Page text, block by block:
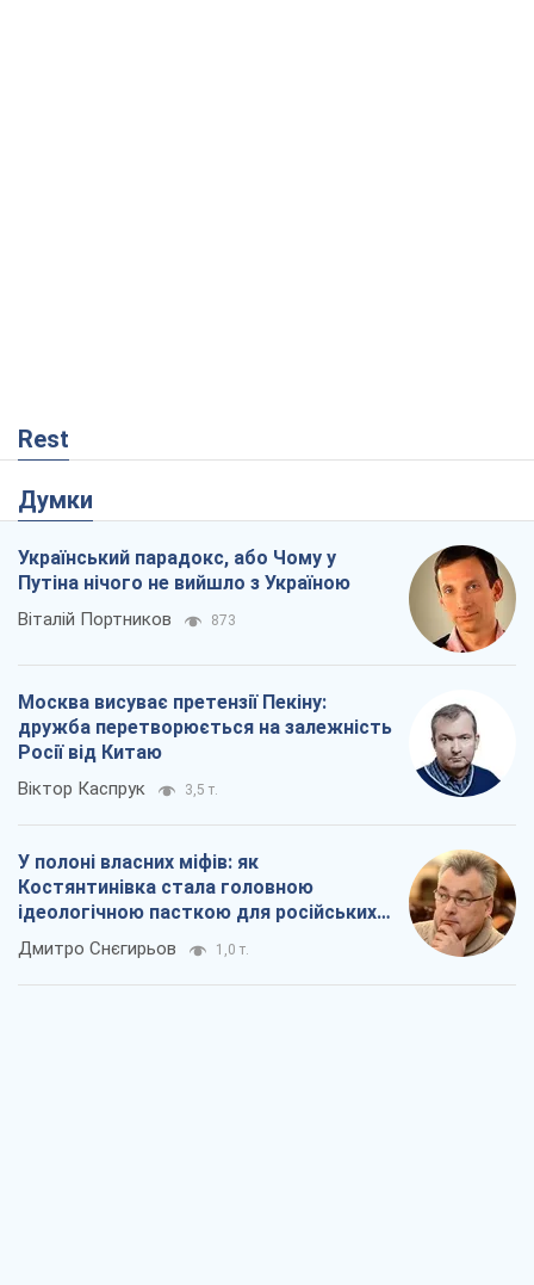
Rest
Думки
Український парадокс, або Чому у
Путіна нічого не вийшло з Україною
Віталій Портников 873
Москва висуває претензії Пекіну:
дружба перетворюється на залежність
Росії від Китаю
Віктор Каспрук 3,5 т.
У полоні власних міфів: як
Костянтинівка стала головною
ідеологічною пасткою для російських
окупантів
Дмитро Снєгирьов 1,0 т.